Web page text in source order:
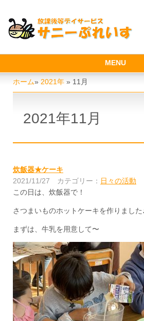
MENU
ホーム» 2021年 » 11月
2021年11月
炊飯器★ケーキ
2021/11/27
カテゴリー： 日々の活動
この日は、炊飯器で！
さつまいものホットケーキを作りました
まずは、牛乳を用意して〜